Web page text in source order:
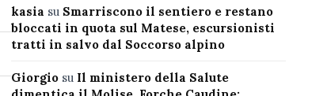
kasia su Smarriscono il sentiero e restano
bloccati in quota sul Matese, escursionisti
tratti in salvo dal Soccorso alpino
Giorgiosu Il ministero della Salute